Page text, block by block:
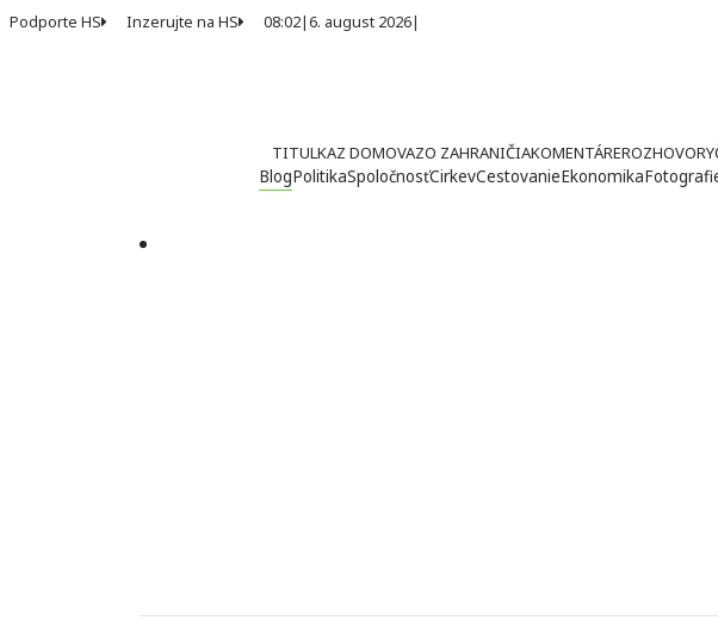
Podporte HS Inzerujte na HS 08:02|6. august 2026|
TITULKAZ DOMOVAZO ZAHRANIČIAKOMENTÁREROZHOVORY
BlogPolitikaSpoločnosťCirkevCestovanieEkonomika